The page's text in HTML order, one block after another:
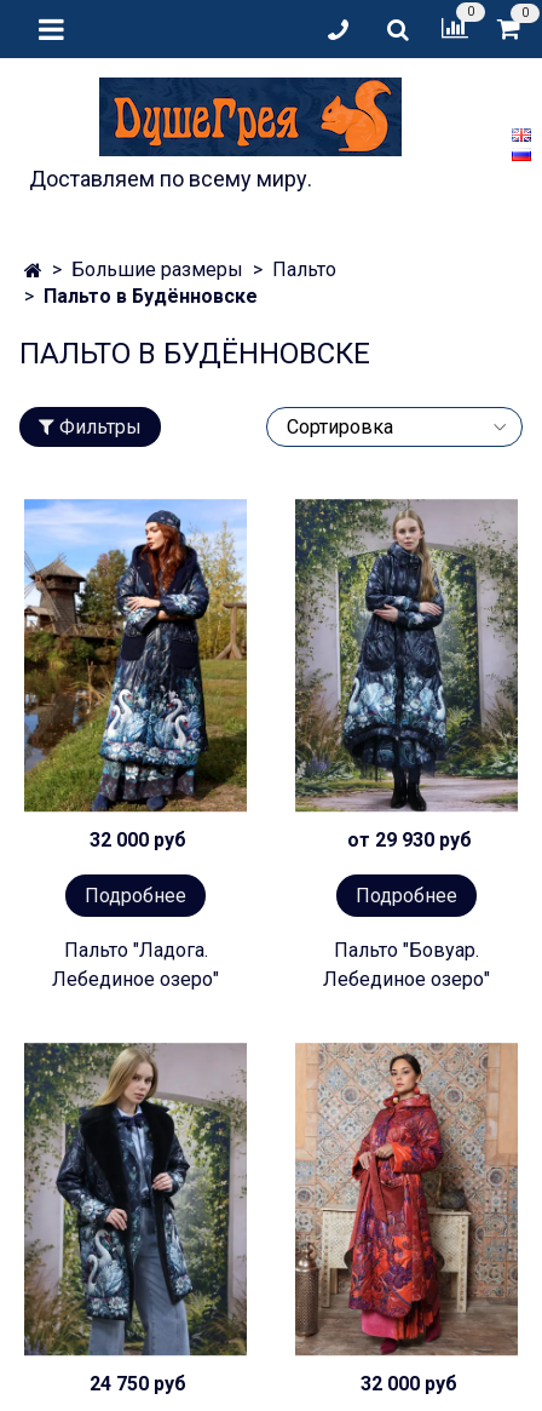
0 0
Доставляем по всему миру.
Большие размеры
Пальто
Пальто в Будённовске
ПАЛЬТО В БУДЁННОВСКЕ
Фильтры
32 000 руб
Подробнее
Пальто "Ладога.
Лебединое озеро"
от 29 930 руб
Подробнее
Пальто "Бовуар.
Лебединое озеро"
24 750 руб 32 000 руб